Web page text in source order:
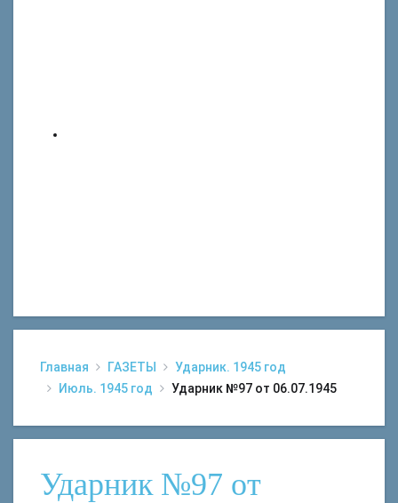
Главная ГАЗЕТЫ
Ударник. 1945 год
Июль. 1945 год
Ударник №97 от 06.07.1945
Ударник №97 от